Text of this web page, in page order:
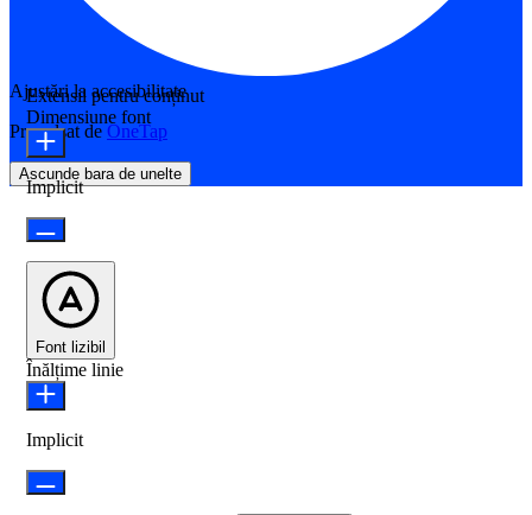
Ajustări la accesibilitate
Propulsat de OneTap
Ascunde bara de unelte
Extensii pentru conținut
Dimensiune font
Implicit
Font lizibil
Înălțime linie
Implicit